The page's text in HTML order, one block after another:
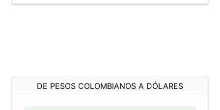
DE PESOS COLOMBIANOS A DÓLARES